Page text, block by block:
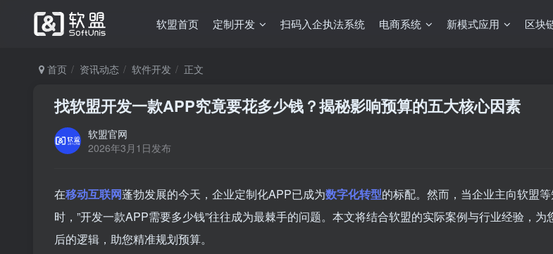
软盟首页 定制开发 扫码入企执法系统 电商系统 新模式应用 区块
首页 资讯动态 软件开发 正文
找软盟开发一款APP究竟要花多少钱？揭秘影响预算的五大核心因素
软盟官网
2026年3月1日发布
在移动互联网蓬勃发展的今天，企业定制化APP已成为数字化转型的标配。然而，当企业主向软盟
时，”开发一款APP需要多少钱”往往成为最棘手的问题。本文将结合软盟的实际案例与行业经验，
后的逻辑，助您精准规划预算。